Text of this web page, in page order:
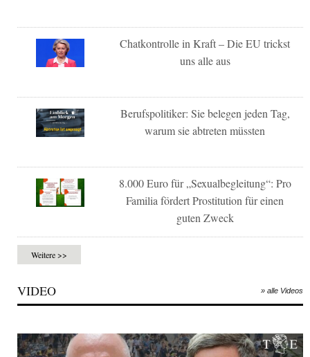
Chatkontrolle in Kraft – Die EU trickst
uns alle aus
Berufspolitiker: Sie belegen jeden Tag,
warum sie abtreten müssten
8.000 Euro für „Sexualbegleitung“: Pro
Familia fördert Prostitution für einen
guten Zweck
Weitere >>
VIDEO » alle Videos